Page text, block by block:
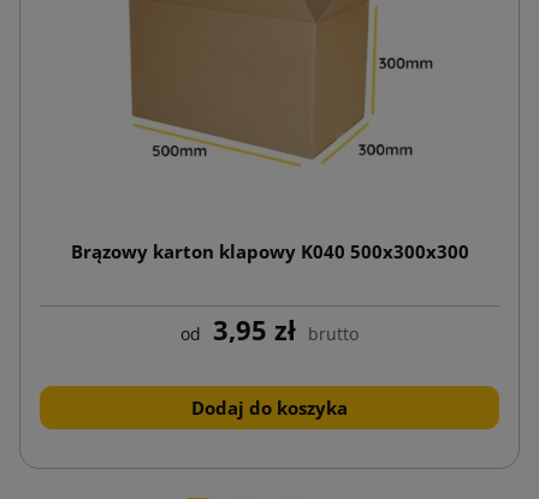
Brązowy karton klapowy K040 500x300x300
od 3,95 zł brutto
Dodaj do koszyka